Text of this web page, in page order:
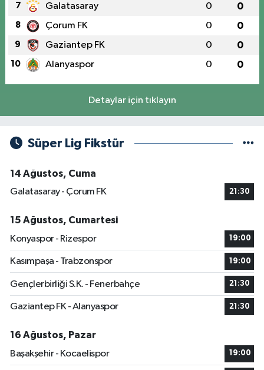
7 Galatasaray 0 0
8 Çorum FK 0 0
9 Gaziantep FK 0 0
10 Alanyaspor 0 0
Detaylar için tıklayın
Süper Lig Fikstür
14 Ağustos, Cuma
Galatasaray - Çorum FK
21:30
15 Ağustos, Cumartesi
Konyaspor - Rizespor
19:00
Kasımpaşa - Trabzonspor 19:00
Gençlerbirliği S.K. - Fenerbahçe 21:30
Gaziantep FK - Alanyaspor 21:30
16 Ağustos, Pazar
Başakşehir - Kocaelispor
19:00